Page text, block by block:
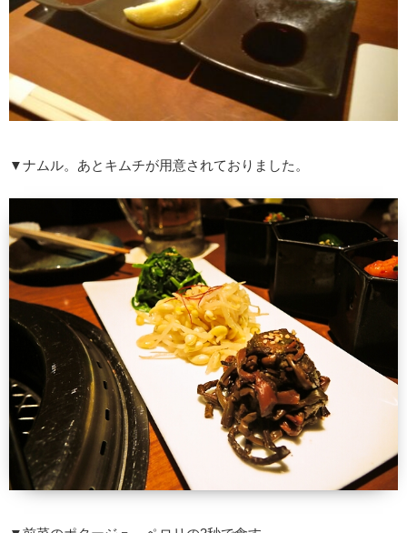
▼ナムル。あとキムチが用意されておりました。